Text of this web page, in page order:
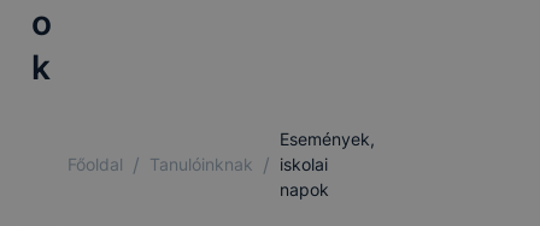
o
k
Főoldal / Tanulóinknak /
Események,
iskolai
napok